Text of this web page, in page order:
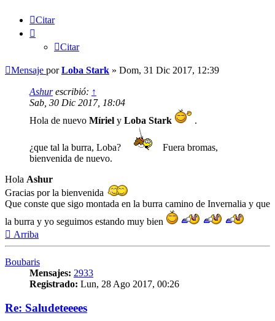
Citar
Citar
Mensaje porLoba Stark » Dom, 31 Dic 2017, 12:39
Ashurescribió: ↑
Sab, 30 Dic 2017, 18:04
Hola de nuevo Míriel y Loba Stark .
¿que tal la burra, Loba?
Fuera bromas,
bienvenida de nuevo.
Hola Ashur
Gracias por la bienvenida
Que conste que sigo montada en la burra camino de Invernalia y que
la burra y yo seguimos estando muy bien
Arriba
Boubaris
Mensajes: 2933
Registrado: Lun, 28 Ago 2017, 00:26
Re: Saludeteeees